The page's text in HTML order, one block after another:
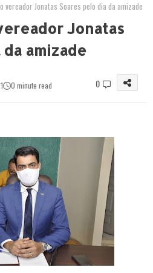
vereador Jonatas Soares pelo dia da amizade
Jonatas
amizade
0 minute read 0